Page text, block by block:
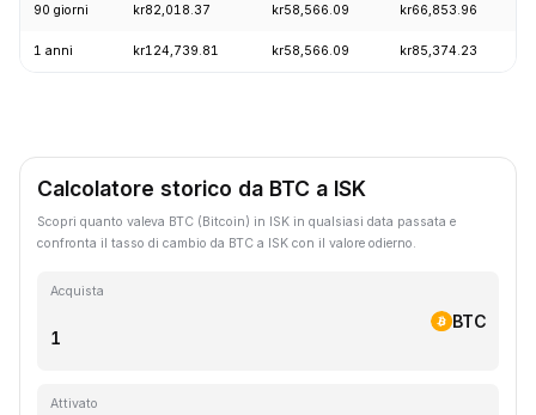
90 giorni kr82,018.37 kr58,566.09 kr66,853.96
1 anni kr124,739.81 kr58,566.09 kr85,374.23
Calcolatore storico da BTC a ISK
Scopri quanto valeva BTC (Bitcoin) in ISK in qualsiasi data passata e
confronta il tasso di cambio da BTC a ISK con il valore odierno.
Acquista
BTC
Attivato